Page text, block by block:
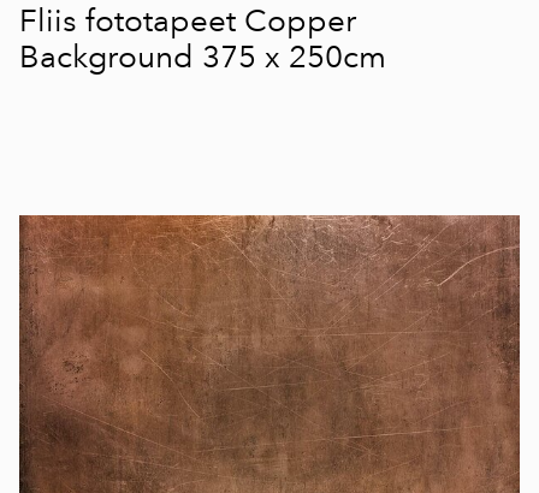
Fliis fototapeet Copper
Background 375 x 250cm